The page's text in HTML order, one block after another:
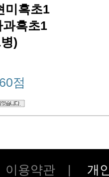
)
점
이용약관 | 개